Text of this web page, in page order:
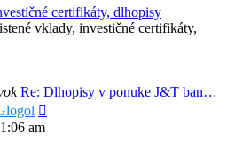
certifikáty, dlhopisy
vklady, investičné certifikáty,
Re: Dlhopisy v ponuke J&T ban…
am